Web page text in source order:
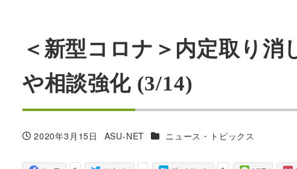
＜新型コロナ＞内定取り
や相談強化 (3/14)
投稿日
2020年3月15日
著
ASU-NET カテゴリー
ニュース・トピックス